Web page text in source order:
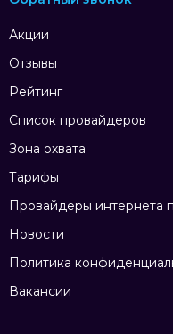
Акции
Отзывы
Рейтинг
Список провайдеров
Зона охвата
Тарифы
Провайдеры интернета
Новости
Политика
Вакансии